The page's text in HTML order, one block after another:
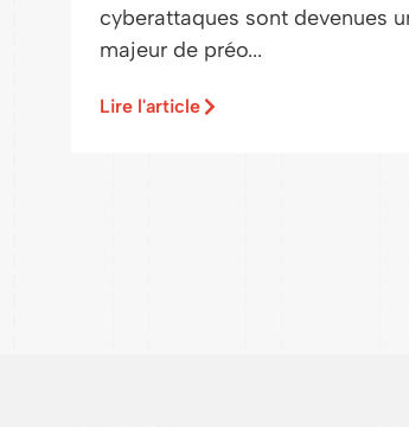
cyberattaques sont devenues
majeur de préo...
Lire l'article